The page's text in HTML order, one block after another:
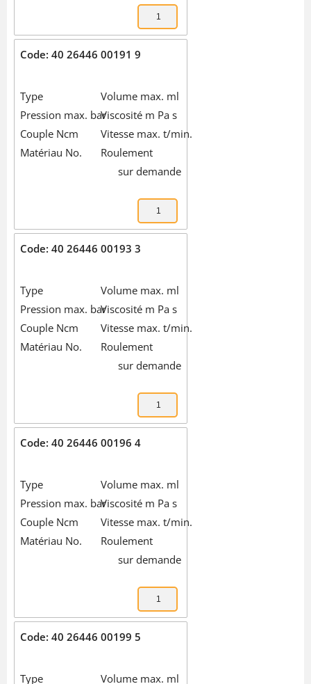
Code: 40 26446 00191 9
Type
Volume max. ml
Pression max. barViscosité m Pa s
Couple Ncm
Vitesse max. t/min.
Matériau No.
Roulement
sur demande
Code: 40 26446 00193 3
Type
Volume max. ml
Pression max. barViscosité m Pa s
Couple Ncm
Vitesse max. t/min.
Matériau No.
Roulement
sur demande
Code: 40 26446 00196 4
Type
Volume max. ml
Pression max. barViscosité m Pa s
Couple Ncm
Vitesse max. t/min.
Matériau No.
Roulement
sur demande
Code: 40 26446 00199 5
Type
Volume max. ml